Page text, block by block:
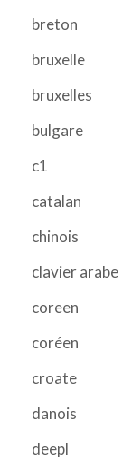
breton
bruxelle
bruxelles
bulgare
c1
catalan
chinois
clavier arabe
coreen
coréen
croate
danois
deepl